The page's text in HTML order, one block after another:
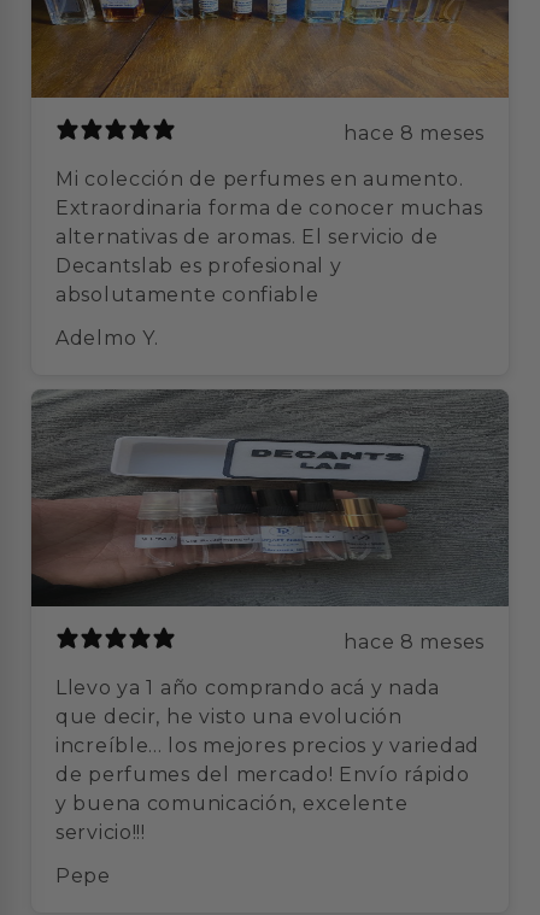
hace 8 meses
Mi colección de perfumes en aumento.
Extraordinaria forma de conocer muchas
alternativas de aromas. El servicio de
Decantslab es profesional y
absolutamente confiable
Adelmo Y.
hace 8 meses
Llevo ya 1 año comprando acá y nada
que decir, he visto una evolución
increíble... los mejores precios y variedad
de perfumes del mercado! Envío rápido
y buena comunicación, excelente
servicio!!!
Pepe